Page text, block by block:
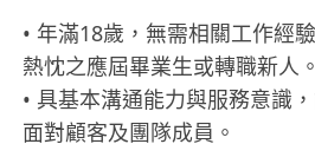
• 年滿18歲，無需相關工作經
熱忱之應屆畢業生或轉職新人。
• 具基本溝通能力與服務意識
面對顧客及團隊成員。